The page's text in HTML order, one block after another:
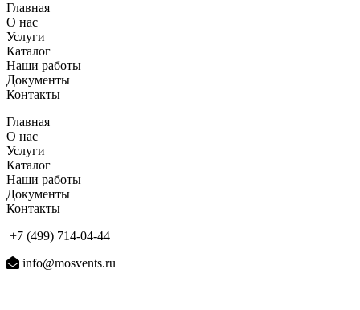
Главная
О нас
Услуги
Каталог
Наши работы
Документы
Контакты
Главная
О нас
Услуги
Каталог
Наши работы
Документы
Контакты
+7 (499) 714-04-44
info@mosvents.ru